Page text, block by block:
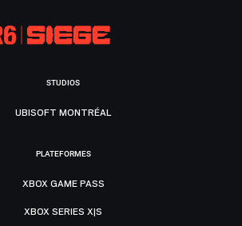
STUDIOS
UBISOFT MONTRÉAL
PLATEFORMES
XBOX GAME PASS
XBOX SERIES X|S